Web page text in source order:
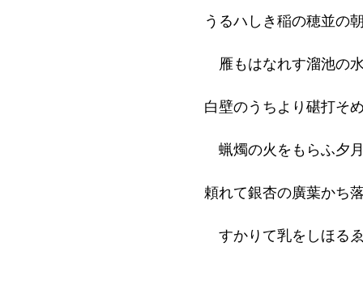
うるハしき稲の穂並の
雁もはなれす溜池の
白壁のうちより碪打そ
蝋燭の火をもらふ夕
頼れて銀杏の廣葉かち
すかりて乳をしほる